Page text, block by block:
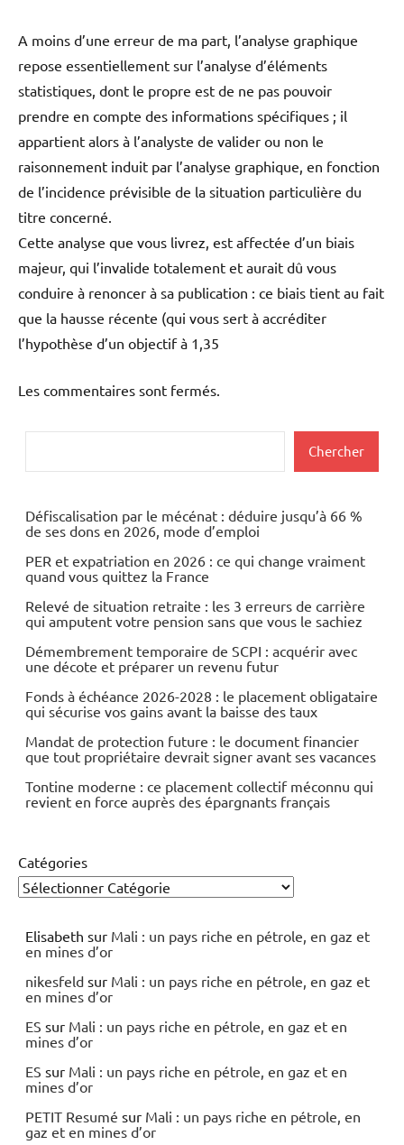
A moins d’une erreur de ma part, l’analyse graphique
repose essentiellement sur l’analyse d’éléments
statistiques, dont le propre est de ne pas pouvoir
prendre en compte des informations spécifiques ; il
appartient alors à l’analyste de valider ou non le
raisonnement induit par l’analyse graphique, en fonction
de l’incidence prévisible de la situation particulière du
titre concerné.
Cette analyse que vous livrez, est affectée d’un biais
majeur, qui l’invalide totalement et aurait dû vous
conduire à renoncer à sa publication : ce biais tient au fait
que la hausse récente (qui vous sert à accréditer
l’hypothèse d’un objectif à 1,35
Les commentaires sont fermés.
Chercher
Défiscalisation par le mécénat : déduire jusqu’à 66 %
de ses dons en 2026, mode d’emploi
PER et expatriation en 2026 : ce qui change vraiment
quand vous quittez la France
Relevé de situation retraite : les 3 erreurs de carrière
qui amputent votre pension sans que vous le sachiez
Démembrement temporaire de SCPI : acquérir avec
une décote et préparer un revenu futur
Fonds à échéance 2026-2028 : le placement obligataire
qui sécurise vos gains avant la baisse des taux
Mandat de protection future : le document financier
que tout propriétaire devrait signer avant ses vacances
Tontine moderne : ce placement collectif méconnu qui
revient en force auprès des épargnants français
Catégories
Elisabeth sur Mali : un pays riche en pétrole, en gaz et
en mines d’or
nikesfeld sur Mali : un pays riche en pétrole, en gaz et
en mines d’or
ES sur Mali : un pays riche en pétrole, en gaz et en
mines d’or
ES sur Mali : un pays riche en pétrole, en gaz et en
mines d’or
PETIT Resumé sur Mali : un pays riche en pétrole, en
gaz et en mines d’or